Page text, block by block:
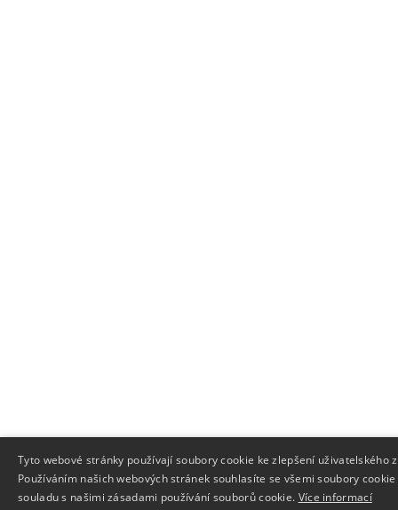
Tyto webové stránky používají soubory cookie ke zlepšení uživatelského
Používáním našich webových stránek souhlasíte se všemi soubory cookie
souladu s našimi zásadami používání souborů cookie. Více informací